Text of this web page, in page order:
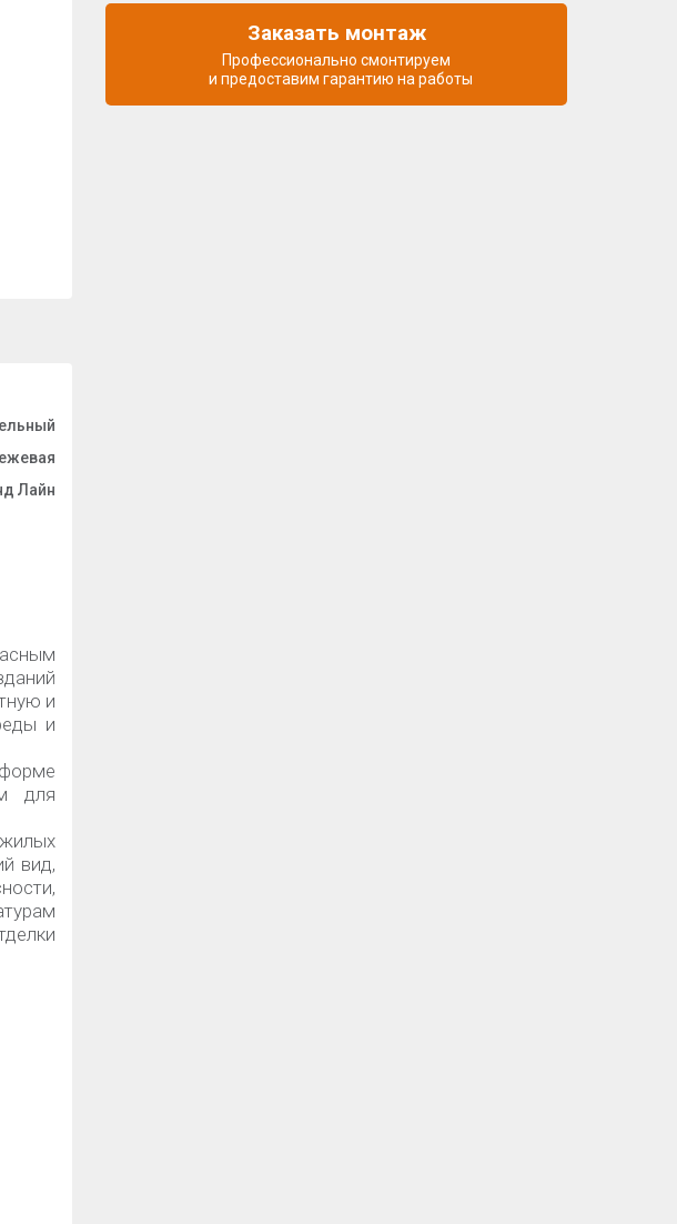
Лайн
и
и
для
жилых
вид,
Заказать монтаж
Профессионально смонтируем
и предоставим гарантию на работы